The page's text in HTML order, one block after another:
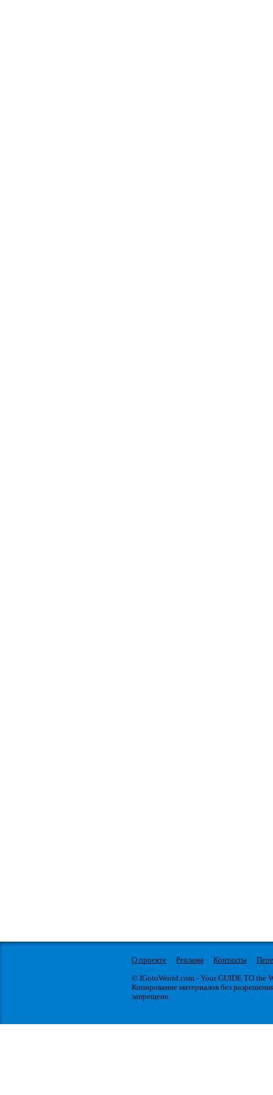
О проекте Реклама Контакты
© IGotoWorld.com - Your GUIDE TO the
Копирование материалов без
запрещено.